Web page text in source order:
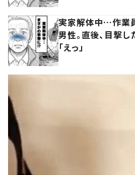
実家解体中…作業
男性。直後、目撃
「えっ」